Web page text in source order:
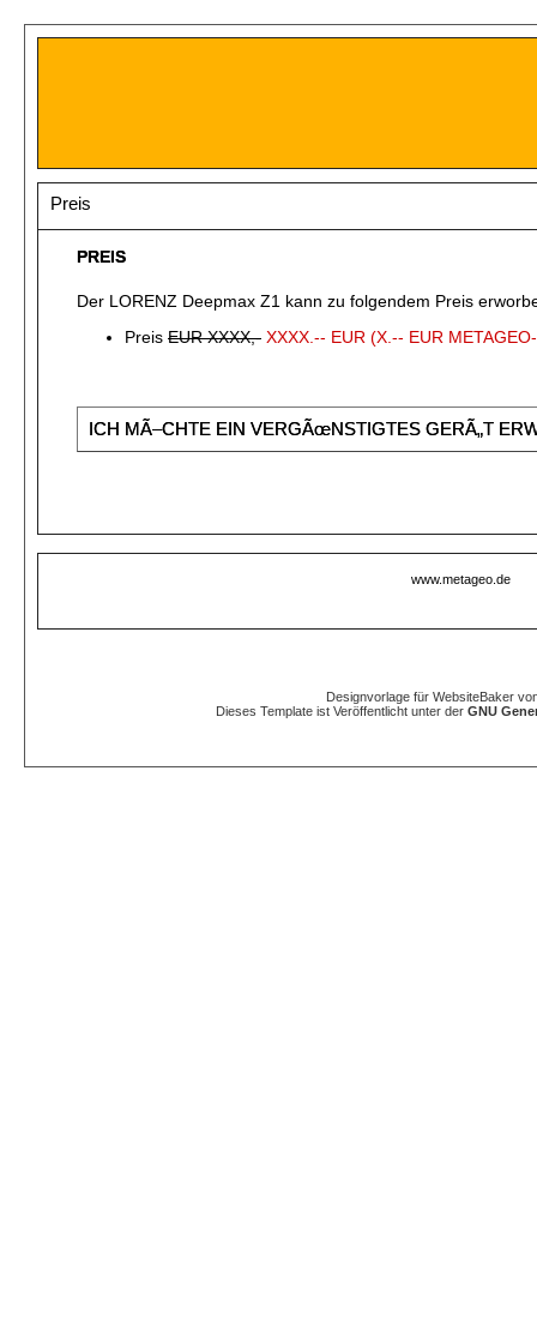
Preis
PREIS
Der LORENZ Deepmax Z1 kann zu folgendem Preis
Preis EUR XXXX,- XXXX.-- EUR (X.-- EUR
www.metageo.de
Designvorlage für WebsiteBaker
Dieses Template ist Veröffentlicht unter der GNU